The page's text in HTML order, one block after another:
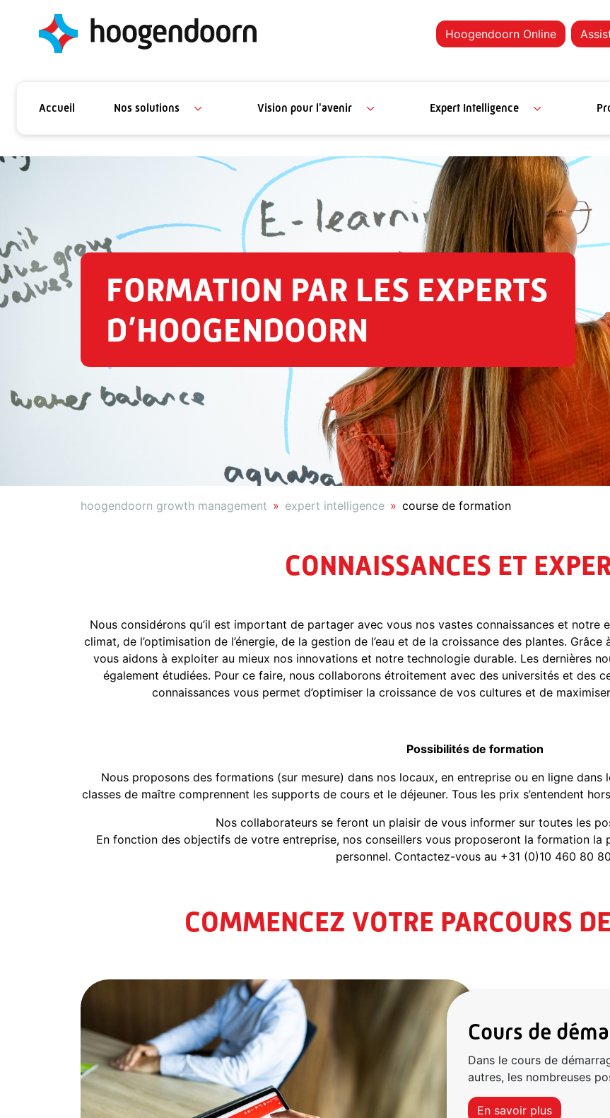
Hoogendoorn Online
Accueil Nos solutions Vision pour l'avenir Expert Intelligence
FORMATION PAR LES EXPERTS
D’HOOGENDOORN
hoogendoorn growth management expert intelligence course de formation
CONNAISSANCES ET
Nous considérons qu’il est important de partager avec vous nos vastes connaissances et notre
climat, de l’optimisation de l’énergie, de la gestion de l’eau et de la croissance des plantes.
vous aidons à exploiter au mieux nos innovations et notre technologie durable. Les dernières
également étudiées. Pour ce faire, nous collaborons étroitement avec des universités et des
connaissances vous permet d’optimiser la croissance de vos cultures et de
Possibilités de formation
Nous proposons des formations (sur mesure) dans nos locaux, en entreprise ou en ligne dans
classes de maître comprennent les supports de cours et le déjeuner. Tous les prix s’entendent
Nos collaborateurs se feront un plaisir de vous informer sur toutes les
En fonction des objectifs de votre entreprise, nos conseillers vous proposeront la formation la
personnel. Contactez-vous au +31 (0)10 460 80
COMMENCEZ VOTRE PARCOURS
Cours de
Dans le cours de
autres, les nombreuses
En savoir plus